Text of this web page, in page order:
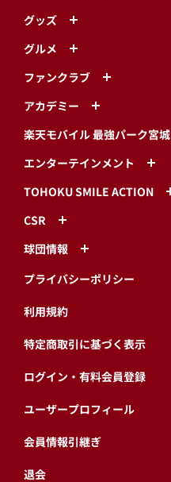
グッズ
グルメ
ファンクラブ
アカデミー
楽天モバイル 最強パーク宮城
エンターテインメント
TOHOKU SMILE ACTION
CSR
球団情報
プライバシーポリシー
利用規約
特定商取引に基づく表示
ログイン・有料会員登録
ユーザープロフィール
会員情報引継ぎ
退会